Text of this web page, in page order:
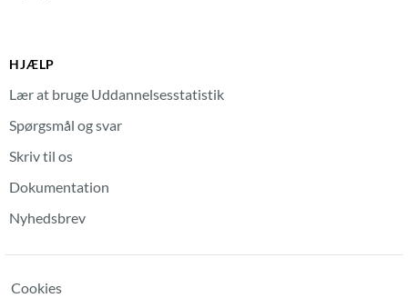
HJÆLP
Lær at bruge Uddannelsesstatistik
Spørgsmål og svar
Skriv til os
Dokumentation
Nyhedsbrev
Cookies